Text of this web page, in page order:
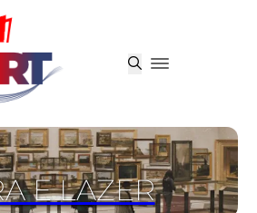
E LAZER